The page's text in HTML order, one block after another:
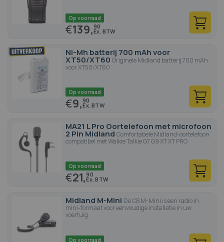
Op voorraad
€139,90
Ni-Mh batterij 700 mAh voor
XT50/XT60 Originele Midland batterij 700 mAh
voor XT50/XT60
Op voorraad
€9,90
MA21 L Pro Oortelefoon met microfoon
2 Pin Midland Comfortabele Midland-oortelefoon
compatibel met Walkie Talkie G7 G9 XT XT PRO
Op voorraad
€21,90
Midland M-Mini De CB M-Mini is een radio in
mini-formaat voor eenvoudige installatie in uw
voertuig.
Op voorraad